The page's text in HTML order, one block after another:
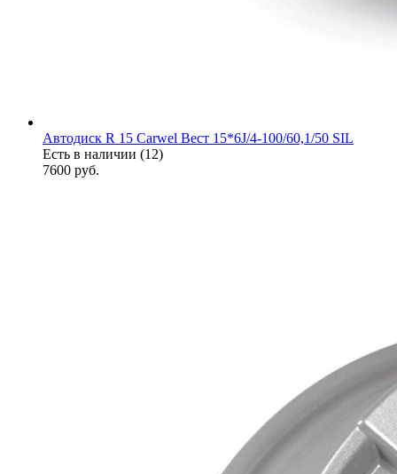
Автодиск R 15 Carwel Вест 15*6J/4-100/60,1/50 SIL
Есть в наличии (12)
7600 руб.